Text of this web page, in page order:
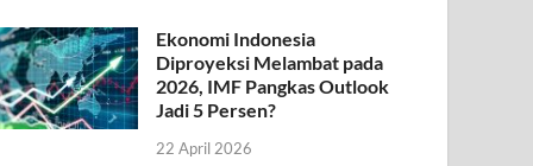
Ekonomi Indonesia
Diproyeksi Melambat pada
2026, IMF Pangkas Outlook
Jadi 5 Persen?
22 April 2026